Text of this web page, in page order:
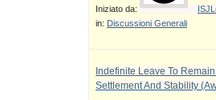
Iniziato da:
in: Discussioni Generali
Indefinite Leave To
Settlement And Stability